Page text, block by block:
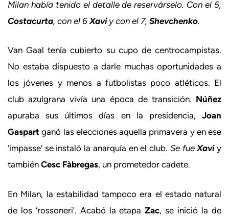
Milan había tenido el detalle de reservárselo. Con el 5,
Costacurta, con el 6 Xaviy con el 7, Shevchenko.
Van Gaal tenía cubierto su cupo de centrocampistas.
No estaba dispuesto a darle muchas oportunidades a
los jóvenes y menos a futbolistas poco atléticos. El
club azulgrana vivía una época de transición. Núñez
apuraba sus últimos días en la presidencia, Joan
Gaspart ganó las elecciones aquella primavera y en ese
‘impasse’ se instaló la anarquía en el club. Se fueXavi y
también Cesc Fàbregas, un prometedor cadete.
En Milan, la estabilidad tampoco era el estado natural
de los ‘rossoneri’. Acabó la etapaZac, se inició la de